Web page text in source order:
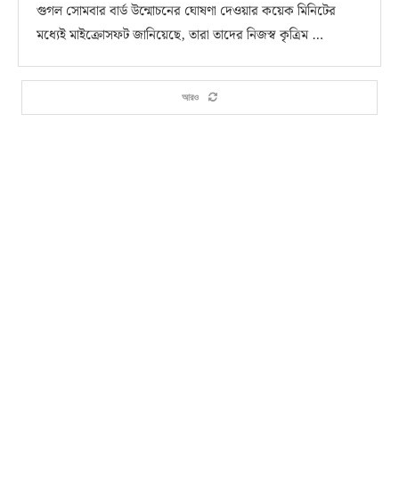
গুগল সোমবার বার্ড উন্মোচনের ঘোষণা দেওয়ার কয়েক মিনিটের
মধ্যেই মাইক্রোসফট জানিয়েছে, তারা তাদের নিজস্ব কৃত্রিম …
আরও